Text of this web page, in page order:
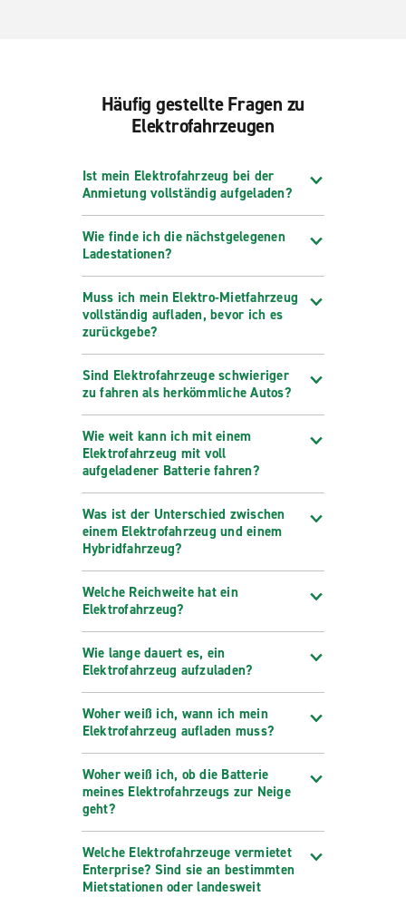
Häufig gestellte Fragen zu
Elektrofahrzeugen
Ist mein Elektrofahrzeug bei der
Anmietung vollständig aufgeladen?
Wie finde ich die nächstgelegenen
Ladestationen?
Muss ich mein Elektro-Mietfahrzeug
vollständig aufladen, bevor ich es
zurückgebe?
Sind Elektrofahrzeuge schwieriger
zu fahren als herkömmliche Autos?
Wie weit kann ich mit einem
Elektrofahrzeug mit voll
aufgeladener Batterie fahren?
Was ist der Unterschied zwischen
einem Elektrofahrzeug und einem
Hybridfahrzeug?
Welche Reichweite hat ein
Elektrofahrzeug?
Wie lange dauert es, ein
Elektrofahrzeug aufzuladen?
Woher weiß ich, wann ich mein
Elektrofahrzeug aufladen muss?
Woher weiß ich, ob die Batterie
meines Elektrofahrzeugs zur Neige
geht?
Welche Elektrofahrzeuge vermietet
Enterprise? Sind sie an bestimmten
Mietstationen oder landesweit